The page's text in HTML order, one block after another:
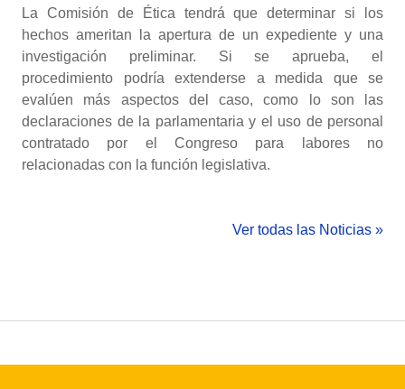
La Comisión de Ética tendrá que determinar si los
hechos ameritan la apertura de un expediente y una
investigación preliminar. Si se aprueba, el
procedimiento podría extenderse a medida que se
evalúen más aspectos del caso, como lo son las
declaraciones de la parlamentaria y el uso de personal
contratado por el Congreso para labores no
relacionadas con la función legislativa.
Ver todas las Noticias »